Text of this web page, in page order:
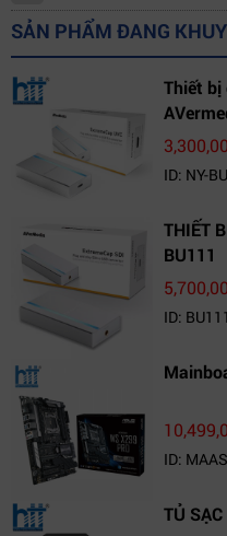
SẢN PHẨM ĐANG
Thiết bị
ID: NY-
THIẾT
BU111
ID: BU111
ID:
TỦ